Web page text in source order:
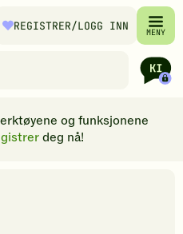
REGISTRER/LOGG INN MENY
og funksjonene
deg nå!